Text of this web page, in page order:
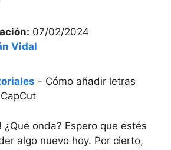
07/02/2024
Vidal
- Cómo añadir letras
¿Qué onda? Espero que estés
algo nuevo hoy. Por ⁤cierto,